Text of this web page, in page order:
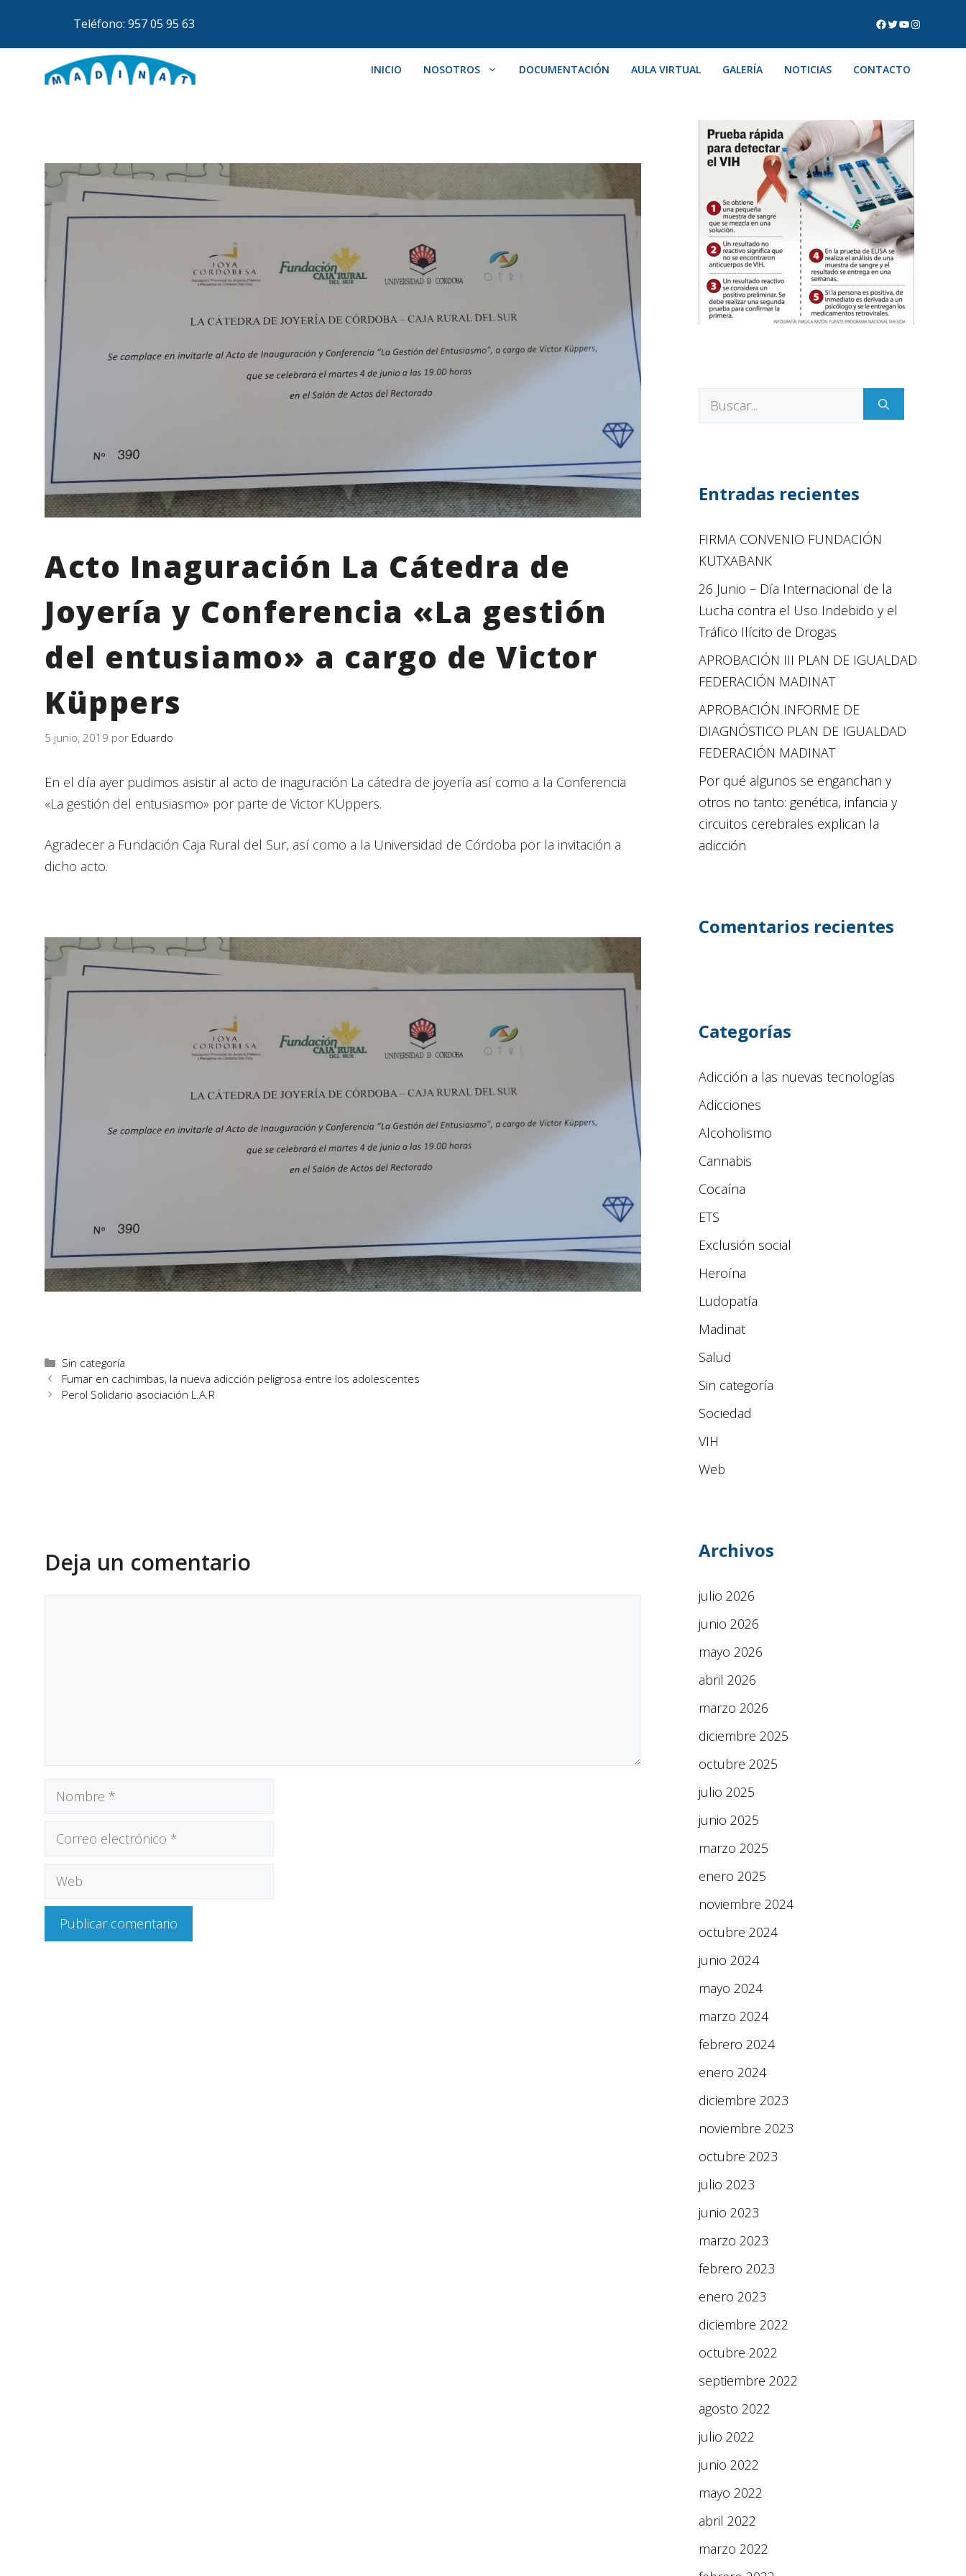
Teléfono: 957 05 95 63
INICIO NOSOTROS DOCUMENTACIÓN AULA VIRTUAL GALERÍA NOTICIAS CONTACTO
Acto Inaguración La Cátedra de
Joyería y Conferencia «La gestión
del entusiamo» a cargo de Victor
Küppers
5 junio, 2019 por Eduardo
En el día ayer pudimos asistir al acto de inaguración La cátedra de joyería así como a la Conferencia
«La gestión del entusiasmo» por parte de Victor KÜppers.
Agradecer a Fundación Caja Rural del Sur, así como a la Universidad de Córdoba por la invitación a
dicho acto.
Sin categoría
Fumar en cachimbas, la nueva adicción peligrosa entre los adolescentes
Perol Solidario asociación L.A.R
Deja un comentario
Entradas recientes
FIRMA CONVENIO FUNDACIÓN
KUTXABANK
26 Junio – Día Internacional de la
Lucha contra el Uso Indebido y el
Tráfico Ilícito de Drogas
APROBACIÓN III PLAN DE IGUALDAD
FEDERACIÓN MADINAT
APROBACIÓN INFORME DE
DIAGNÓSTICO PLAN DE IGUALDAD
FEDERACIÓN MADINAT
Por qué algunos se enganchan y
otros no tanto: genética, infancia y
circuitos cerebrales explican la
adicción
Comentarios recientes
Categorías
Adicción a las nuevas tecnologías
Adicciones
Alcoholismo
Cannabis
Cocaína
ETS
Exclusión social
Heroína
Ludopatía
Madinat
Salud
Sin categoría
Sociedad
VIH
Web
Archivos
julio 2026
junio 2026
mayo 2026
abril 2026
marzo 2026
diciembre 2025
octubre 2025
julio 2025
junio 2025
marzo 2025
enero 2025
noviembre 2024
octubre 2024
junio 2024
mayo 2024
marzo 2024
febrero 2024
enero 2024
diciembre 2023
noviembre 2023
octubre 2023
julio 2023
junio 2023
marzo 2023
febrero 2023
enero 2023
diciembre 2022
octubre 2022
septiembre 2022
agosto 2022
julio 2022
junio 2022
mayo 2022
abril 2022
marzo 2022